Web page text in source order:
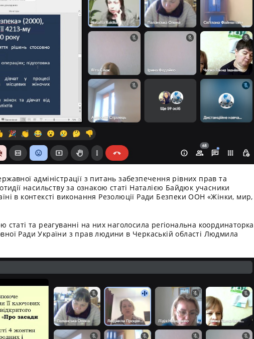
адміністрації з питань забезпечення рівних прав та
насильству за ознакою статі Наталією Байдюк учасники
в контексті виконання Резолюції Ради Безпеки ООН «Жінки, мир,
статі та реагуванні на них наголосила регіональна координаторка
Ради України з прав людини в Черкаській області Людмила